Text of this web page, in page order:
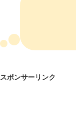
スポンサーリンク